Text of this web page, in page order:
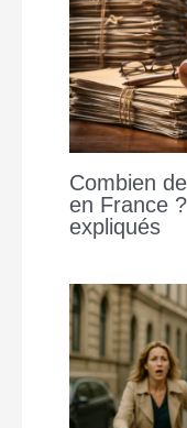
Combien
en France
expliqués